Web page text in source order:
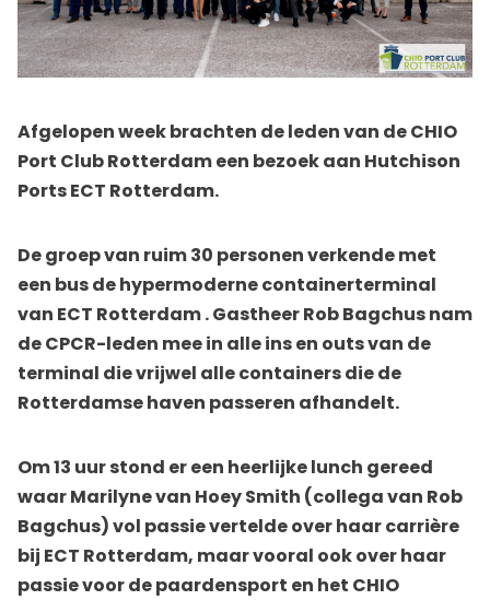
Afgelopen week brachten de leden van de CHIO
Port Club Rotterdam een bezoek aan Hutchison
Ports ECT Rotterdam.
De groep van ruim 30 personen verkende met
een bus de hypermoderne containerterminal
van ECT Rotterdam . Gastheer Rob Bagchus nam
de CPCR-leden mee in alle ins en outs van de
terminal die vrijwel alle containers die de
Rotterdamse haven passeren afhandelt.
Om 13 uur stond er een heerlijke lunch gereed
waar Marilyne van Hoey Smith (collega van Rob
Bagchus) vol passie vertelde over haar carrière
bij ECT Rotterdam, maar vooral ook over haar
passie voor de paardensport en het CHIO